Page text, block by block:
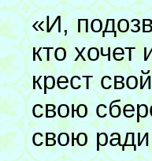
«И,
кто хочет
крест
свою
свою